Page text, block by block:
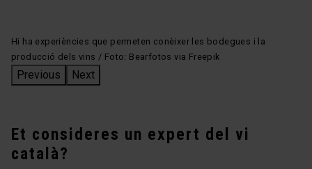
Hi ha experiències que permeten conèixer les bodegues i la
producció dels vins / Foto: Bearfotos via Freepik
Previous Next
Et consideres un expert del vi
català?